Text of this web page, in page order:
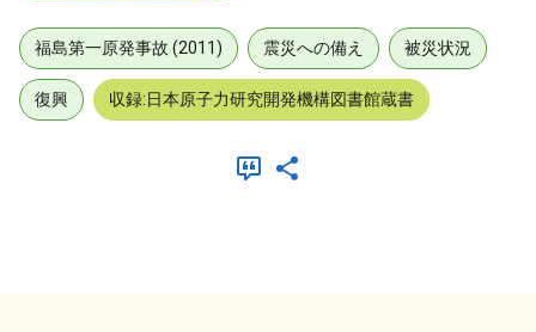
福島第一原発事故 (2011) 震災への備え 被災状況
復興 収録:日本原子力研究開発機構図書館蔵書